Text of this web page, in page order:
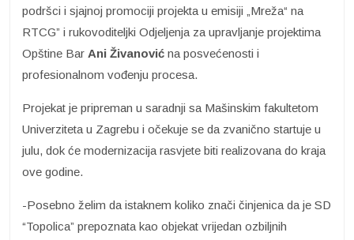
podršci i sjajnoj promociji projekta u emisiji „Mreža“ na
RTCG” i rukovoditeljki Odjeljenja za upravljanje projektima
Opštine Bar Ani Živanović na posvećenosti i
profesionalnom vođenju procesa.
Projekat je pripreman u saradnji sa Mašinskim fakultetom
Univerziteta u Zagrebu i očekuje se da zvanično startuje u
julu, dok će modernizacija rasvjete biti realizovana do kraja
ove godine.
-Posebno želim da istaknem koliko znači činjenica da je SD
“Topolica” prepoznata kao objekat vrijedan ozbiljnih